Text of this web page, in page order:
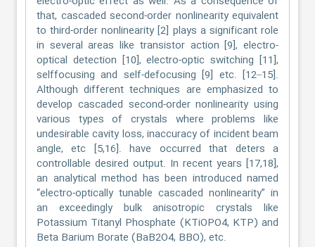
that, cascaded second-order nonlinearity equivalent
to third-order nonlinearity [2] plays a significant role
in several areas like transistor action [9], electro-
optical detection [10], electro-optic switching [11],
selffocusing and self-defocusing [9] etc. [12–15].
Although different techniques are emphasized to
develop cascaded second-order nonlinearity using
various types of crystals where problems like
undesirable cavity loss, inaccuracy of incident beam
angle, etc [5,16]. have occurred that deters a
controllable desired output. In recent years [17,18],
an analytical method has been introduced named
“electro-optically tunable cascaded nonlinearity” in
an exceedingly bulk anisotropic crystals like
Potassium Titanyl Phosphate (KTiOPO4, KTP) and
Beta Barium Borate (BaB2O4, BBO), etc.